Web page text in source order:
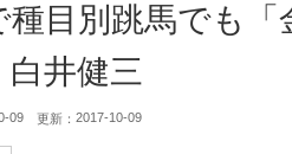
種目別跳馬でも
井健三
09 更新： 2017-10-09